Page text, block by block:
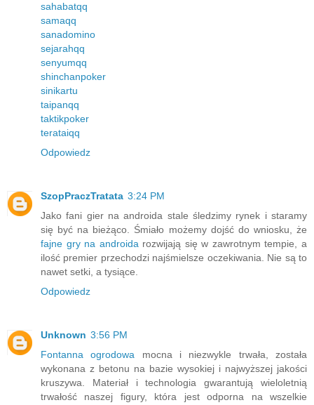
sahabatqq
samaqq
sanadomino
sejarahqq
senyumqq
shinchanpoker
sinikartu
taipanqq
taktikpoker
terataiqq
Odpowiedz
SzopPraczTratata 3:24 PM
Jako fani gier na androida stale śledzimy rynek i staramy
się być na bieżąco. Śmiało możemy dojść do wniosku, że
fajne gry na androida rozwijają się w zawrotnym tempie, a
ilość premier przechodzi najśmielsze oczekiwania. Nie są to
nawet setki, a tysiące.
Odpowiedz
Unknown 3:56 PM
Fontanna ogrodowa mocna i niezwykle trwała, została
wykonana z betonu na bazie wysokiej i najwyższej jakości
kruszywa. Materiał i technologia gwarantują wieloletnią
trwałość naszej figury, która jest odporna na wszelkie